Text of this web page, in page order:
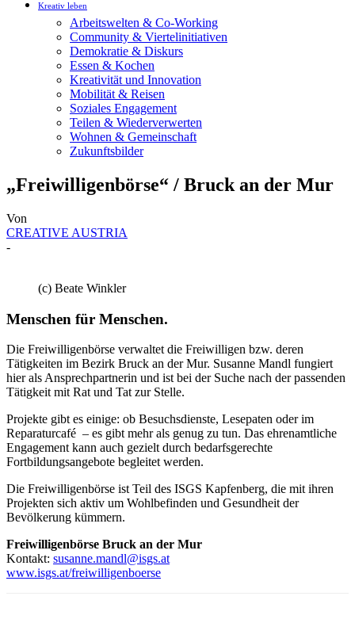
Kreativ leben
Arbeitswelten & Co-Working
Community & Viertelinitiativen
Demokratie & Diskurs
Essen & Kochen
Kreativität und Innovation
Mobilität & Reisen
Soziales Engagement
Teilen & Wiederverwerten
Wohnen & Gemeinschaft
Zukunftsbilder
„Freiwilligenbörse“ / Bruck an der Mur
Von
CREATIVE AUSTRIA
-
(c) Beate Winkler
Menschen für Menschen.
Die Freiwilligenbörse verwaltet die Freiwilligen bzw. deren
Tätigkeiten im Bezirk Bruck an der Mur. Susanne Mandl fungiert
hier als Ansprechpartnerin und ist bei der Suche nach der passenden
Tätigkeit mit Rat und Tat zur Stelle.
Projekte gibt es einige: ob Besuchsdienste, Lesepaten oder im
Reparaturcafé – es gibt mehr als genug zu tun. Das ehrenamtliche
Engagement kann auch gezielt durch bedarfsgerechte
Fortbildungsangebote begleitet werden.
Die Freiwilligenbörse ist Teil des ISGS Kapfenberg, die mit ihren
Projekten sich aktiv um Wohlbefinden und Gesundheit der
Bevölkerung kümmern.
Freiwilligenbörse Bruck an der Mur
Kontakt: susanne.mandl@isgs.at
www.isgs.at/freiwilligenboerse